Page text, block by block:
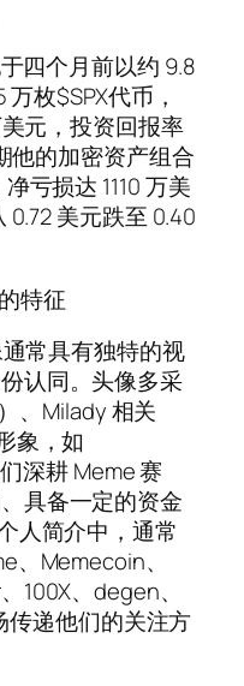
四个月前以约 9.8
枚$SPX代币，
元，投资回报率
他的加密资产组合
亏损达 1110 万美
0.72 美元跌至 0.40
特征
常具有独特的视
认同。头像多采
、Milady 相关
象，如
深耕 Meme 赛
具备一定的资金
人简介中，通常
Memecoin、
100X、degen、
递他们的关注方